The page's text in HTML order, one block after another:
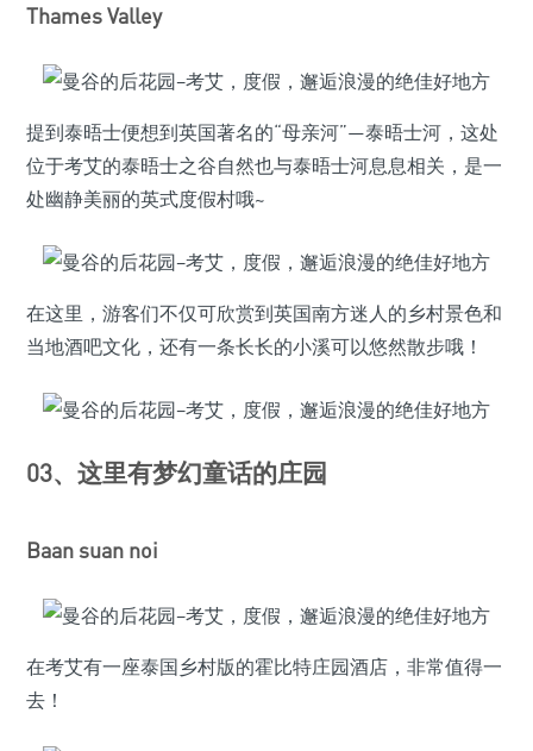
Thames Valley
提到泰晤士便想到英国著名的“母亲河”—泰晤士河，这处
位于考艾的泰晤士之谷自然也与泰晤士河息息相关，是一
处幽静美丽的英式度假村哦~
在这里，游客们不仅可欣赏到英国南方迷人的乡村景色和
当地酒吧文化，还有一条长长的小溪可以悠然散步哦！
03、这里有梦幻童话的庄园
Baan suan noi
在考艾有一座泰国乡村版的霍比特庄园酒店，非常值得一
去！